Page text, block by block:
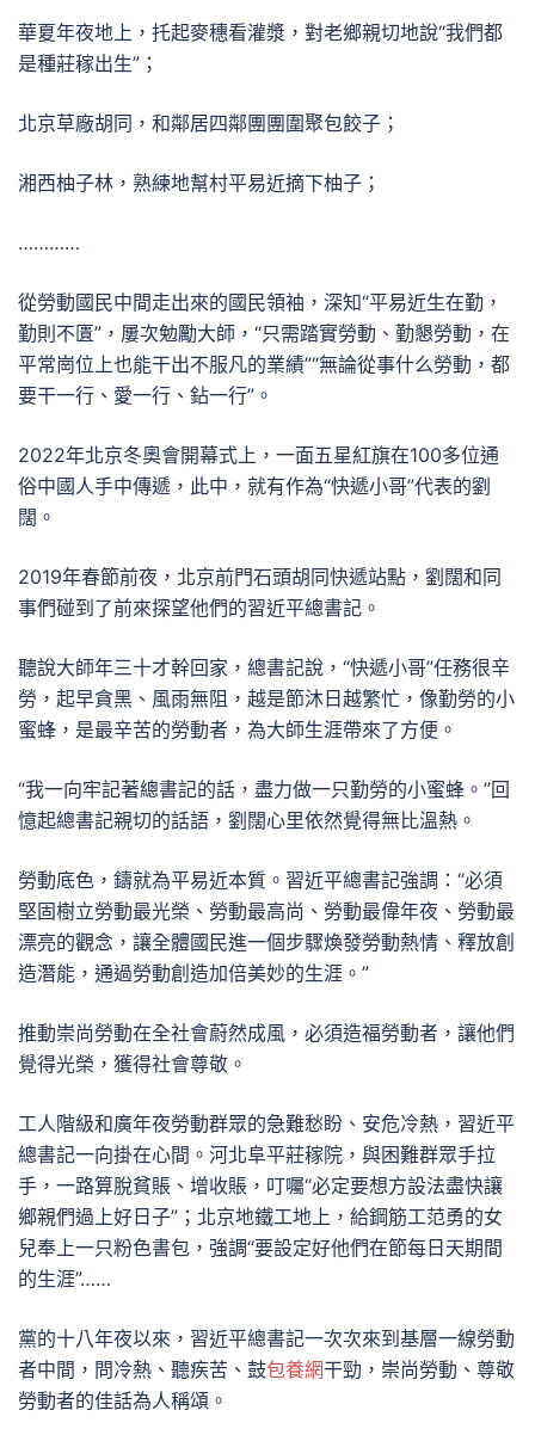
華夏年夜地上，托起麥穗看灌漿，對老鄉親切地說“我們都
是種莊稼出生”；
北京草廠胡同，和鄰居四鄰團團圍聚包餃子；
湘西柚子林，熟練地幫村平易近摘下柚子；
…………
從勞動國民中間走出來的國民領袖，深知“平易近生在勤，
勤則不匱”，屢次勉勵大師，“只需踏實勞動、勤懇勞動，在
平常崗位上也能干出不服凡的業績”“無論從事什么勞動，都
要干一行、愛一行、鉆一行”。
2022年北京冬奧會開幕式上，一面五星紅旗在100多位通
俗中國人手中傳遞，此中，就有作為“快遞小哥”代表的劉
闊。
2019年春節前夜，北京前門石頭胡同快遞站點，劉闊和同
事們碰到了前來探望他們的習近平總書記。
聽說大師年三十才幹回家，總書記說，“快遞小哥”任務很辛
勞，起早貪黑、風雨無阻，越是節沐日越繁忙，像勤勞的小
蜜蜂，是最辛苦的勞動者，為大師生涯帶來了方便。
“我一向牢記著總書記的話，盡力做一只勤勞的小蜜蜂。”回
憶起總書記親切的話語，劉闊心里依然覺得無比溫熱。
勞動底色，鑄就為平易近本質。習近平總書記強調：“必須
堅固樹立勞動最光榮、勞動最高尚、勞動最偉年夜、勞動最
漂亮的觀念，讓全體國民進一個步驟煥發勞動熱情、釋放創
造潛能，通過勞動創造加倍美妙的生涯。”
推動崇尚勞動在全社會蔚然成風，必須造福勞動者，讓他們
覺得光榮，獲得社會尊敬。
工人階級和廣年夜勞動群眾的急難愁盼、安危冷熱，習近平
總書記一向掛在心間。河北阜平莊稼院，與困難群眾手拉
手，一路算脫貧賬、增收賬，叮囑“必定要想方設法盡快讓
鄉親們過上好日子”；北京地鐵工地上，給鋼筋工范勇的女
兒奉上一只粉色書包，強調“要設定好他們在節每日天期間
的生涯”……
黨的十八年夜以來，習近平總書記一次次來到基層一線勞動
者中間，問冷熱、聽疾苦、鼓包養網干勁，崇尚勞動、尊敬
勞動者的佳話為人稱頌。